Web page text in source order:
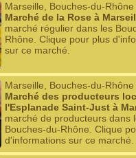
Marseille, Bouches-du-Rhône
Marché de la Rose à
marché régulier dans les
Rhône. Clique pour plus
sur ce marché.
Marseille, Bouches-du-Rhône
Marché des producteurs
l'Esplanade Saint-Just à
marché de producteurs dans
Bouches-du-Rhône. Clique
d'informations sur ce marché.